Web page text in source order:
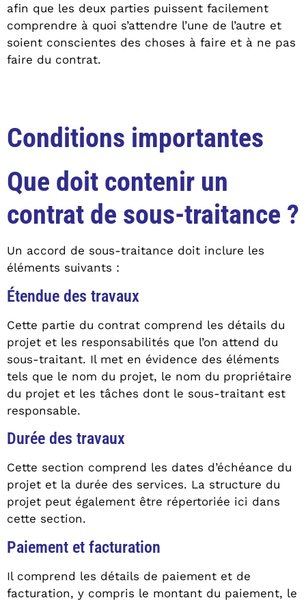
afin que les deux parties puissent facilement
comprendre à quoi s’attendre l’une de l’autre et
soient conscientes des choses à faire et à ne pas
faire du contrat.
Conditions importantes
Que doit contenir un
contrat de sous-traitance ?
Un accord de sous-traitance doit inclure les
éléments suivants :
Étendue des travaux
Cette partie du contrat comprend les détails du
projet et les responsabilités que l’on attend du
sous-traitant. Il met en évidence des éléments
tels que le nom du projet, le nom du propriétaire
du projet et les tâches dont le sous-traitant est
responsable.
Durée des travaux
Cette section comprend les dates d’échéance du
projet et la durée des services. La structure du
projet peut également être répertoriée ici dans
cette section.
Paiement et facturation
Il comprend les détails de paiement et de
facturation, y compris le montant du paiement, le